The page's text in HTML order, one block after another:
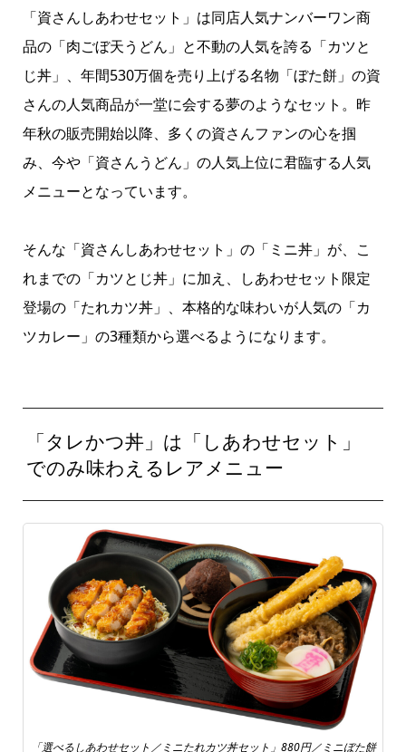
「資さんしあわせセット」は同店人気ナンバーワン商
品の「肉ごぼ天うどん」と不動の人気を誇る「カツと
じ丼」、年間530万個を売り上げる名物「ぼた餅」の資
さんの人気商品が一堂に会する夢のようなセット。昨
年秋の販売開始以降、多くの資さんファンの心を掴
み、今や「資さんうどん」の人気上位に君臨する人気
メニューとなっています。
そんな「資さんしあわせセット」の「ミニ丼」が、こ
れまでの「カツとじ丼」に加え、しあわせセット限定
登場の「たれカツ丼」、本格的な味わいが人気の「カ
ツカレー」の3種類から選べるようになります。
「タレかつ丼」は「しあわせセット」
でのみ味わえるレアメニュー
「選べるしあわせセット／ミニたれカツ丼セット」880円／ミニぼた餅